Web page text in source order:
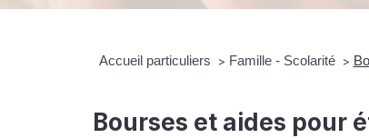
Accueil particuliers > Famille - Scolarité >
Bourses et aides pour